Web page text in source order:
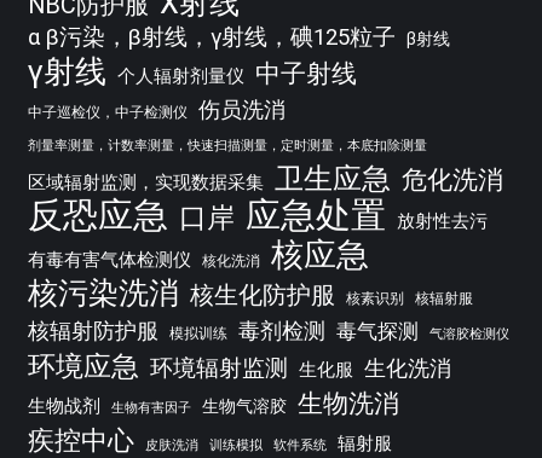
α β污染，β射线，γ射线，碘125粒子 β射线
γ射线 个人辐射剂量仪 中子射线
中子巡检仪，中子检测仪 伤员洗消
剂量率测量，计数率测量，快速扫描测量，定时测量，本底扣除测量
区域辐射监测，实现数据采集 卫生应急 危化洗消
反恐应急 口岸 应急处置
放射性去污
有毒有害气体检测仪
核化洗消 核应急
核污染洗消 核生化防护服 核素识别 核辐射服
核辐射防护服 模拟训练 毒剂检测 毒气探测 气溶胶检测仪
环境应急 环境辐射监测 生化服 生化洗消
生物战剂 生物有害因子 生物气溶胶 生物洗消
疾控中心
皮肤洗消 训练模拟 软件系统 辐射服